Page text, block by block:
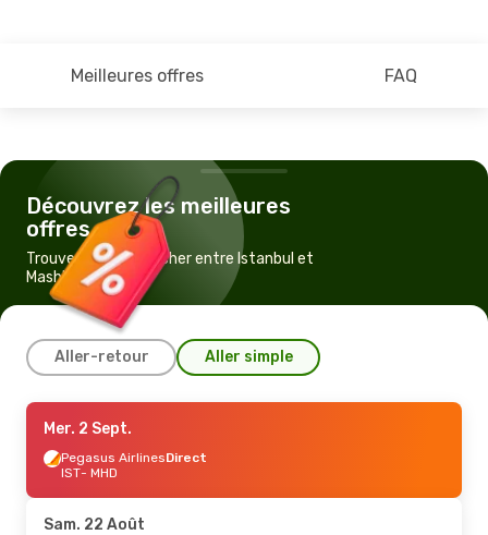
Meilleures offres FAQ
Découvrez les meilleures
offres
Trouvez un vol pas cher entre Istanbul et
Mashhad
Aller-retour Aller simple
Sam. 22 Août
Pegasus AirlinesDirect
IST- MHD
MHD- IST
Mer. 2 Sept.
Pegasus AirlinesDirect
IST- MHD
Sam. 22 Août